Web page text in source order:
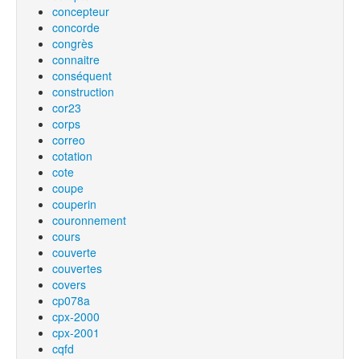
concepteur
concorde
congrès
connaitre
conséquent
construction
cor23
corps
correo
cotation
cote
coupe
couperin
couronnement
cours
couverte
couvertes
covers
cp078a
cpx-2000
cpx-2001
cqfd